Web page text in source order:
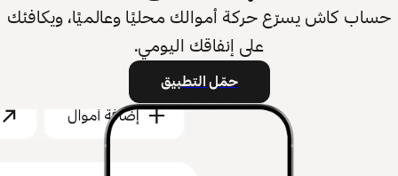
حساب كاش يسرّع حركة أموالك محليًا وعالميًا، ويكافئك
على إنفاقك اليومي.
حمّل التطبيق